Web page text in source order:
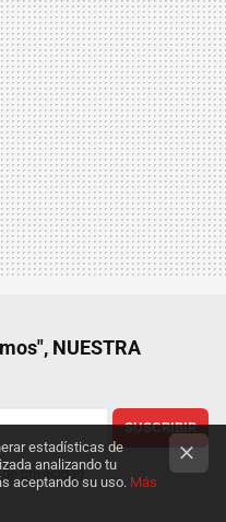
NUESTRA
SUSCRIBIR
privacidad
estadísticas de
analizando tu
aceptando su uso. Más